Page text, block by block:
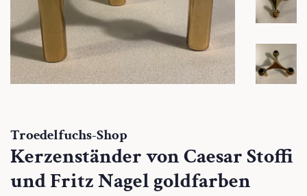
Troedelfuchs-Shop
Kerzenständer von Caesar Stoffi
und Fritz Nagel goldfarben